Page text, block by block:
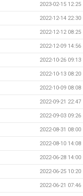
2023-02-15 12:25
2022-12-14 22:30
2022-12-12 08:25
2022-12-09 14:56
2022-10-26 09:13
2022-10-13 08:20
2022-10-09 08:08
2022-09-21 22:47
2022-09-03 09:26
2022-08-31 08:00
2022-08-10 14:08
2022-06-28 14:00
2022-06-25 10:20
2022-06-21 07:46